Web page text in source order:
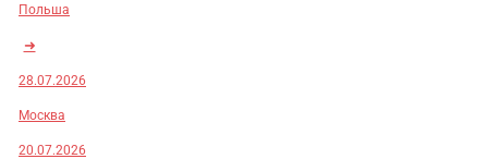
Польша
➜
28.07.2026
Москва
20.07.2026